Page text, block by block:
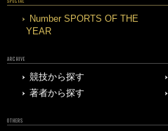
Number SPORTS OF THE
YEAR
ARCHIVE
競技から探す
著者から探す
OTHERS